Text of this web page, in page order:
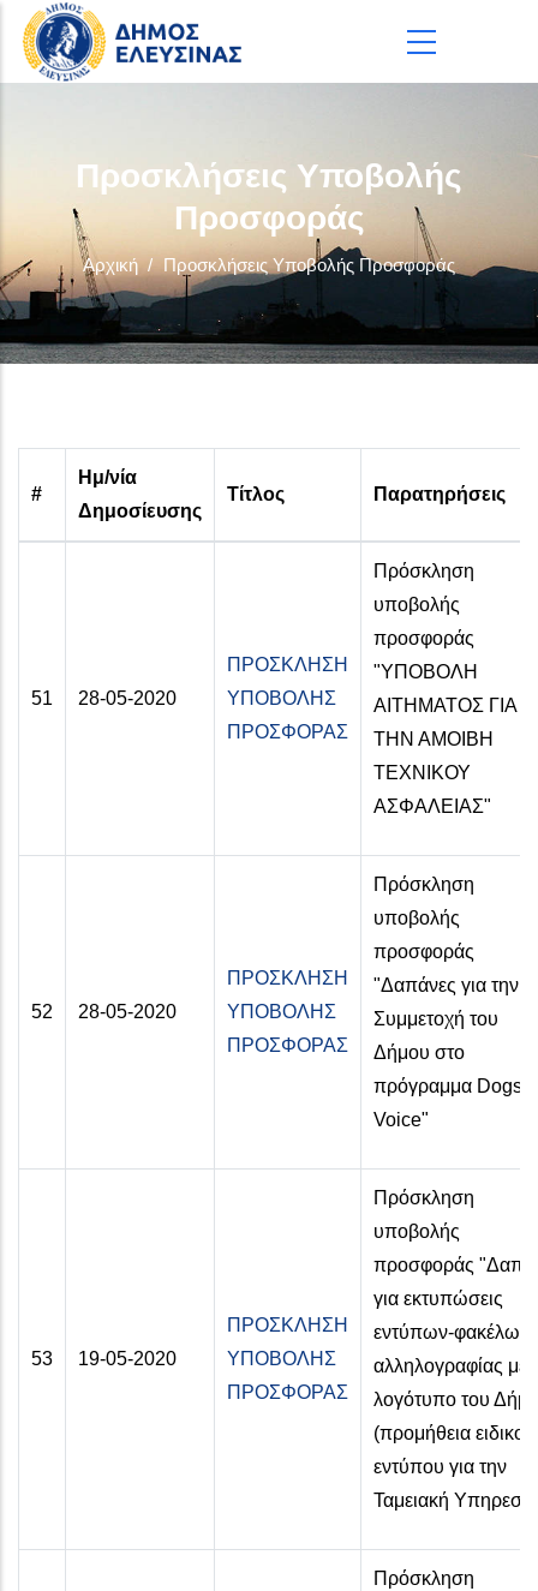
Παράκαμψη προς το κυρίως περιεχόμενο
Προσκλήσεις Υποβολής
Προσφοράς
Αρχική / Προσκλήσεις Υποβολής Προσφοράς
#
Ημ/νία
Δημοσίευσης
Τίτλος Παρατηρήσεις
51 28-05-2020
ΠΡΟΣΚΛΗΣΗ
ΥΠΟΒΟΛΗΣ
ΠΡΟΣΦΟΡΑΣ
Πρόσκληση
υποβολής
προσφοράς
"ΥΠΟΒΟΛΗ
ΑΙΤΗΜΑΤΟΣ ΓΙΑ
ΤΗΝ ΑΜΟΙΒΗ
ΤΕΧΝΙΚΟΥ
ΑΣΦΑΛΕΙΑΣ"
52 28-05-2020
ΠΡΟΣΚΛΗΣΗ
ΥΠΟΒΟΛΗΣ
ΠΡΟΣΦΟΡΑΣ
Πρόσκληση
υποβολής
προσφοράς
"Δαπάνες για την
Συμμετοχή του
Δήμου στο
πρόγραμμα Dogs’
Voice"
53 19-05-2020
ΠΡΟΣΚΛΗΣΗ
ΥΠΟΒΟΛΗΣ
ΠΡΟΣΦΟΡΑΣ
Πρόσκληση
υποβολής
προσφοράς
για εκτυπώσεις
εντύπων-φακέλων
αλληλογραφίας με
λογότυπο του
(προμήθεια ειδικού
εντύπου για την
Ταμειακή
Πρόσκληση